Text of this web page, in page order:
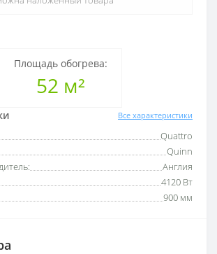
Площадь обогрева:
52 м²
Все характеристики
Quattro
Quinn
Англия
4120 Вт
900 мм